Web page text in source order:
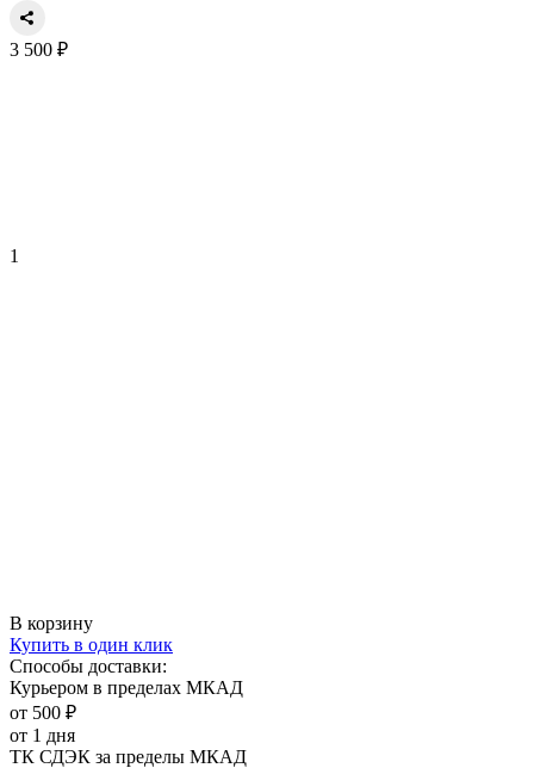
3 500 ₽
1
В корзину
Купить в один клик
Способы доставки:
Курьером в пределах МКАД
от 500 ₽
от 1 дня
ТК СДЭК за пределы МКАД